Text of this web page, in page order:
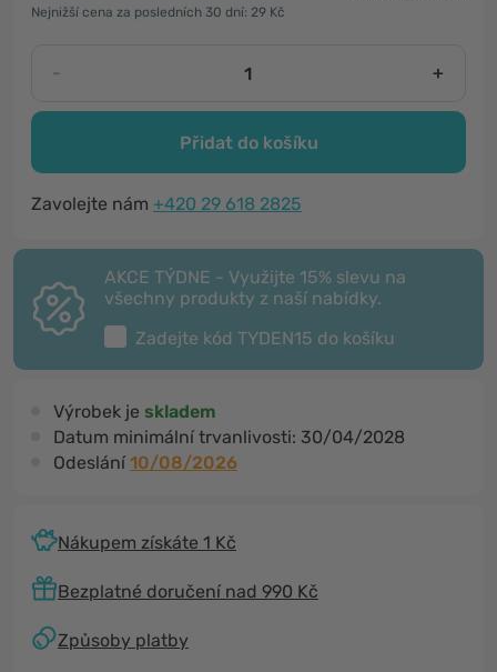
Nejnižší cena za posledních 30 dní: 29 Kč
- +
Přidat do košíku
Zavolejte nám +420 29 618 2825
AKCE TÝDNE - Využijte 15% slevu na
všechny produkty z naší nabídky.
Zadejte kód TYDEN15 do košíku
Výrobek je skladem
Datum minimální trvanlivosti: 30/04/2028
Odeslání10/08/2026
Nákupem získáte 1 Kč
Bezplatné doručení nad 990 Kč
Způsoby platby